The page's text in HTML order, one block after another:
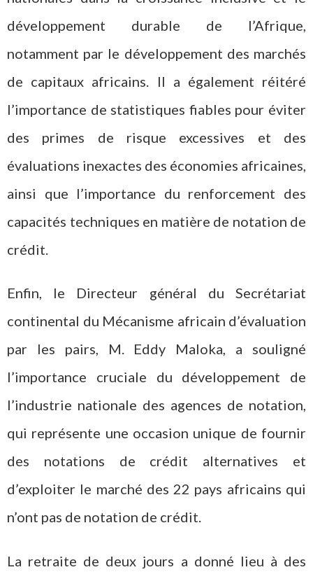
développement durable de l’Afrique,
notamment par le développement des marchés
de capitaux africains. Il a également réitéré
l’importance de statistiques fiables pour éviter
des primes de risque excessives et des
évaluations inexactes des économies africaines,
ainsi que l’importance du renforcement des
capacités techniques en matière de notation de
crédit.
Enfin, le Directeur général du Secrétariat
continental du Mécanisme africain d’évaluation
par les pairs, M. Eddy Maloka, a souligné
l’importance cruciale du développement de
l’industrie nationale des agences de notation,
qui représente une occasion unique de fournir
des notations de crédit alternatives et
d’exploiter le marché des 22 pays africains qui
n’ont pas de notation de crédit.
La retraite de deux jours a donné lieu à des